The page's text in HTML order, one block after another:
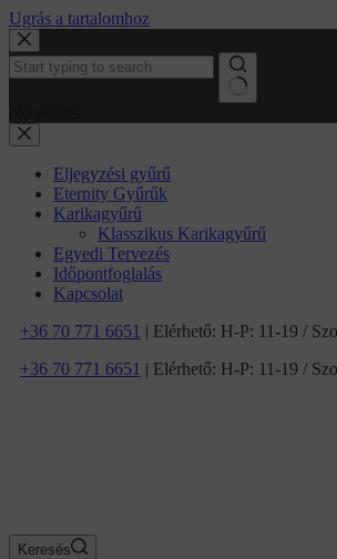
Ugrás a tartalomhoz
Eljegyzési gyűrű
Eternity Gyűrűk
Karikagyűrű
Klasszikus Karikagyűrű
Egyedi Tervezés
Időpontfoglalás
Kapcsolat
+36 70 771 6651 | Elérhető: H-P: 11-19 /
+36 70 771 6651 | Elérhető: H-P: 11-19 /
Keresés